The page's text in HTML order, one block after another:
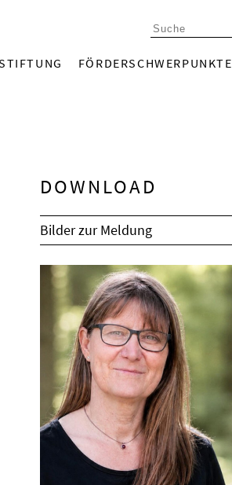
FÖRDERSCHWERPUNKTE
DOWNLOAD
Bilder zur Meldung